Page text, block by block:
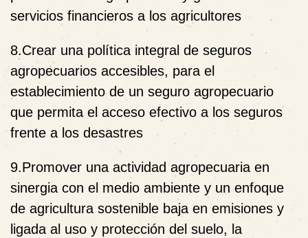
servicios financieros a los agricultores
8.Crear una política integral de seguros
agropecuarios accesibles, para el
establecimiento de un seguro agropecuario
que permita el acceso efectivo a los seguros
frente a los desastres
9.Promover una actividad agropecuaria en
sinergia con el medio ambiente y un enfoque
de agricultura sostenible baja en emisiones y
ligada al uso y protección del suelo, la